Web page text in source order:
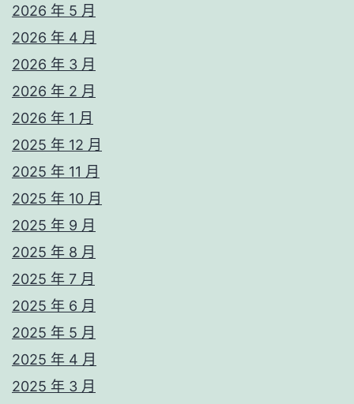
2026 年 5 月
2026 年 4 月
2026 年 3 月
2026 年 2 月
2026 年 1 月
2025 年 12 月
2025 年 11 月
2025 年 10 月
2025 年 9 月
2025 年 8 月
2025 年 7 月
2025 年 6 月
2025 年 5 月
2025 年 4 月
2025 年 3 月